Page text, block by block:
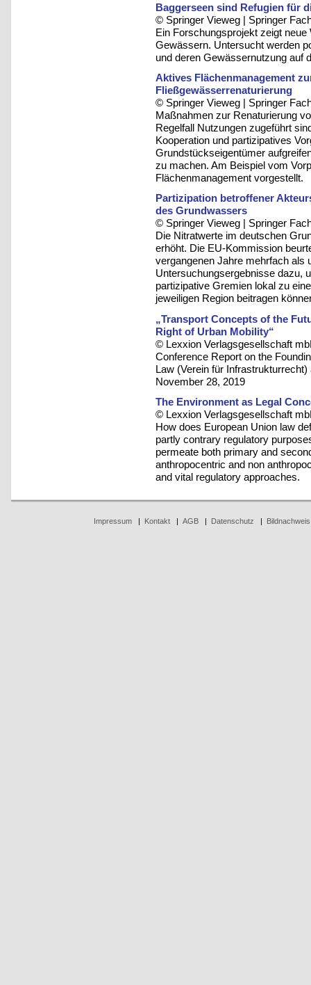
Baggerseen sind Refugien für
© Springer Vieweg | Springer
Ein Forschungsprojekt zeigt
Gewässern. Untersucht werden
und deren Gewässernutzung auf
Aktives Flächenmanagement
Fließgewässerrenaturierung
© Springer Vieweg | Springer
Maßnahmen zur Renaturierung
Regelfall Nutzungen zugeführt
Kooperation und partizipatives
Grundstückseigentümer
zu machen. Am Beispiel vom
Flächenmanagement vorgestellt.
Partizipation betroffener
des Grundwassers
© Springer Vieweg | Springer
Die Nitratwerte im deutschen
erhöht. Die EU-Kommission
vergangenen Jahre mehrfach als
Untersuchungsergebnisse dazu,
partizipative Gremien lokal zu
jeweiligen Region beitragen
„Transport Concepts of the
Right of Urban Mobility“
© Lexxion Verlagsgesellschaft
Conference Report on the
Law (Verein für
November 28, 2019
The Environment as Legal
© Lexxion Verlagsgesellschaft
How does European Union law
partly contrary regulatory
permeate both primary and
anthropocentric and non
and vital regulatory approaches.
Impressum| Kontakt| AGB| Datenschutz Bildnachweis